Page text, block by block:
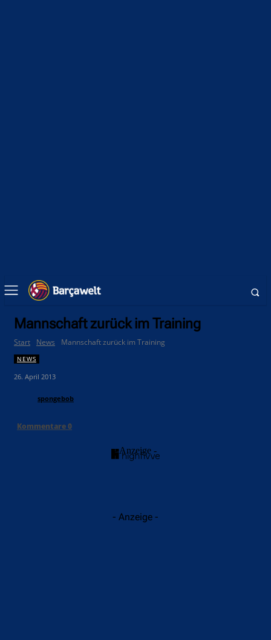
Mannschaft zurück im Training
Start News Mannschaft zurück im Training
NEWS
26. April 2013
spongebob
Kommentare0
- Anzeige -
- Anzeige -